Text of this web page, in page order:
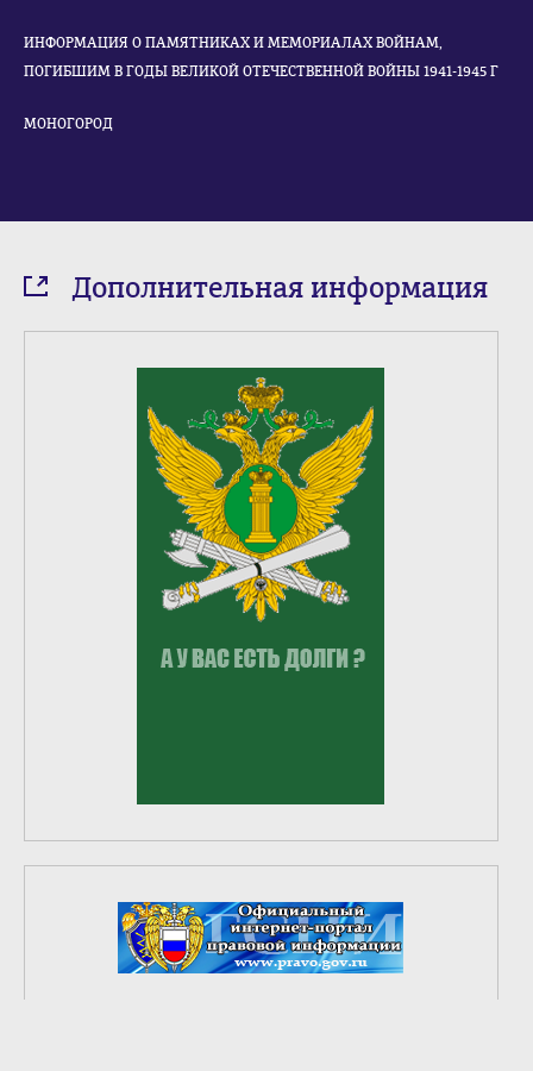
ИНФОРМАЦИЯ О ПАМЯТНИКАХ И МЕМОРИАЛАХ ВОЙНАМ,
ПОГИБШИМ В ГОДЫ ВЕЛИКОЙ ОТЕЧЕСТВЕННОЙ ВОЙНЫ 1941-1945 Г
МОНОГОРОД
Дополнительная информация